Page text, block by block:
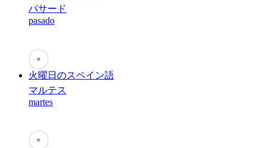
パサード
pasado
♥
火曜日のスペイン語
マルテス
martes
♥